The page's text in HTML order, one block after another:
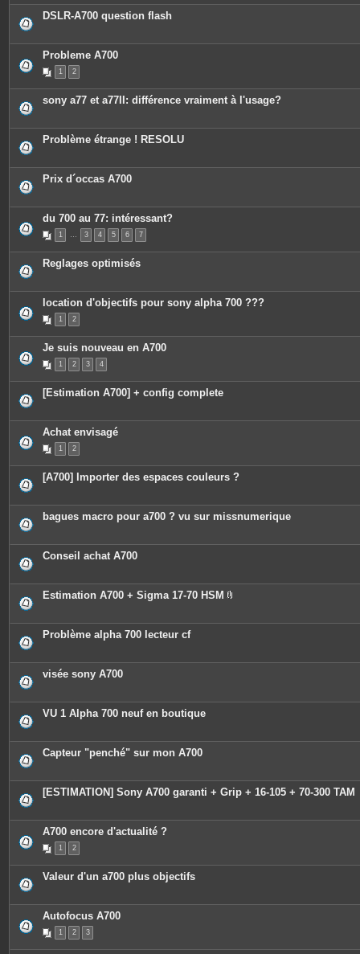
DSLR-A700 question flash
Probleme A700
1 2
sony a77 et a77II: différence vraiment à l'usage?
Problème étrange ! RESOLU
Prix d´occas A700
du 700 au 77: intéressant?
1 … 3 4 5 6 7
Reglages optimisés
location d'objectifs pour sony alpha 700 ???
1 2
Je suis nouveau en A700
1 2 3 4
[Estimation A700] + config complete
Achat envisagé
1 2
[A700] Importer des espaces couleurs ?
bagues macro pour a700 ? vu sur missnumerique
Conseil achat A700
Estimation A700 + Sigma 17-70 HSM
è
j
t
Problème alpha 700 lecteur cf
visée sony A700
VU 1 Alpha 700 neuf en boutique
Capteur "penché" sur mon A700
[ESTIMATION] Sony A700 garanti + Grip + 16-105 + 70-300 TAM
A700 encore d'actualité ?
1 2
Valeur d'un a700 plus objectifs
Autofocus A700
1 2 3